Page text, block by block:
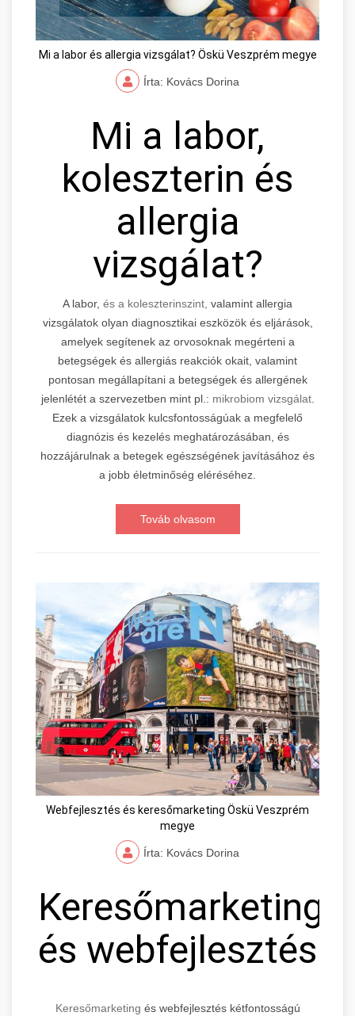
Mi a labor és allergia vizsgálat? Öskü Veszprém megye
Írta: Kovács Dorina
Mi a labor,
koleszterin és
allergia
vizsgálat?
A labor, és a koleszterinszint, valamint allergia
vizsgálatok olyan diagnosztikai eszközök és eljárások,
amelyek segítenek az orvosoknak megérteni a
betegségek és allergiás reakciók okait, valamint
pontosan megállapítani a betegségek és allergének
jelenlétét a szervezetben mint pl.: mikrobiom vizsgálat.
Ezek a vizsgálatok kulcsfontosságúak a megfelelő
diagnózis és kezelés meghatározásában, és
hozzájárulnak a betegek egészségének javításához és
a jobb életminőség eléréséhez.
Továb olvasom
Webfejlesztés és keresőmarketing Öskü Veszprém
megye
Írta: Kovács Dorina
Keresőmarketing
és webfejlesztés
Keresőmarketing és webfejlesztés kétfontosságú